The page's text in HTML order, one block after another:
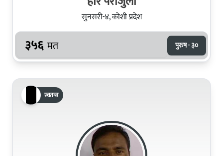
सुनसरी-४, कोशी प्रदेश
३५६ मत पुरुष · ३०
स्वतन्त्र